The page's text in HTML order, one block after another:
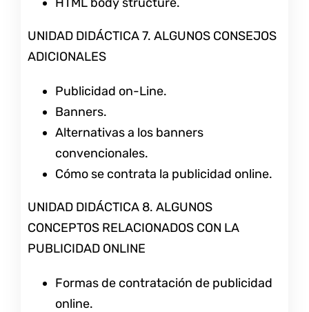
UNIDAD DIDÁCTICA 7. ALGUNOS CONSEJOS
ADICIONALES
Publicidad on-Line.
Banners.
Alternativas a los banners
convencionales.
Cómo se contrata la publicidad online.
UNIDAD DIDÁCTICA 8. ALGUNOS
CONCEPTOS RELACIONADOS CON LA
PUBLICIDAD ONLINE
Formas de contratación de publicidad
online.